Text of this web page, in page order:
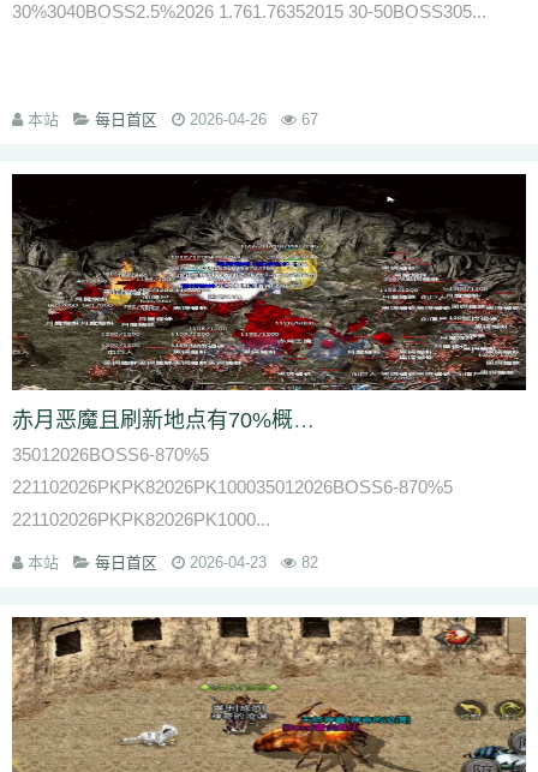
30%3040BOSS2.5%2026 1.761.76352015 30-50BOSS305...
本站 每日首区 2026-04-26 67
赤月恶魔且刷新地点有70%概率在赤月峡谷广场主张组成5人小队
35012026BOSS6-870%5
221102026PKPK82026PK100035012026BOSS6-870%5
221102026PKPK82026PK1000...
本站 每日首区 2026-04-23 82